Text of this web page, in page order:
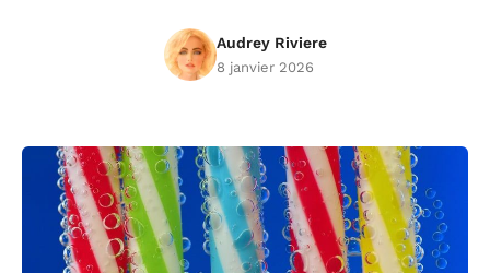
Audrey Riviere
8 janvier 2026